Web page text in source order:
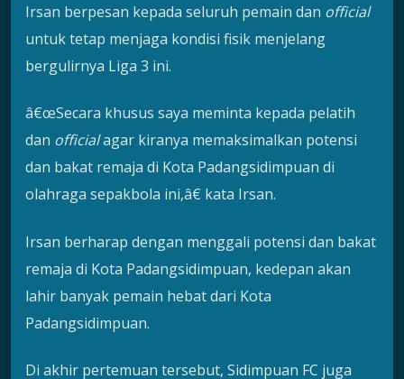
Irsan berpesan kepada seluruh pemain dan official
untuk tetap menjaga kondisi fisik menjelang
bergulirnya Liga 3 ini.
â€œSecara khusus saya meminta kepada pelatih
dan officialagar kiranya memaksimalkan potensi
dan bakat remaja di Kota Padangsidimpuan di
olahraga sepakbola ini,â€ kata Irsan.
Irsan berharap dengan menggali potensi dan bakat
remaja di Kota Padangsidimpuan, kedepan akan
lahir banyak pemain hebat dari Kota
Padangsidimpuan.
Di akhir pertemuan tersebut, Sidimpuan FC juga